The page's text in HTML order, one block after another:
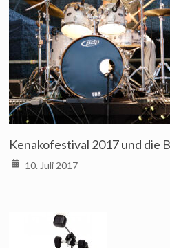
Kenakofestival 2017 und die
10. Juli 2017